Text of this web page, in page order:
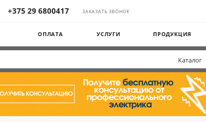
+375 29 6800417 ЗАКАЗАТЬ ЗВОНОК
ОПЛАТА УСЛУГИ ПРОДУКЦИЯ
Каталог